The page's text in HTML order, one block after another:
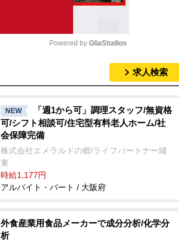
t
e
Powered by GliaStudios
求人検索
NEW
「週1から可」調理スタッフ/無資格
可/シフト相談可/住宅型有料老人ホーム/社
会保障完備
株式会社エメラルドの郷/ライフパートナー城
東
時給1,177円
アルバイト・パート / 大阪府
外食産業用食品メーカーで成分分析/化学分
析